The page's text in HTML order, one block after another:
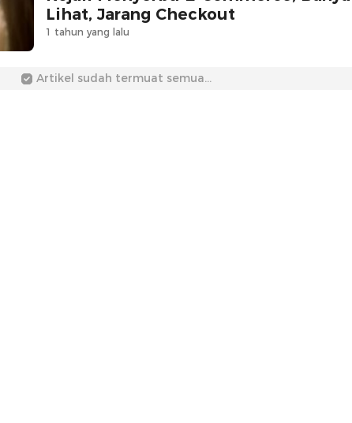
Lihat, Jarang Checkout
1 tahun yang lalu
Artikel sudah termuat semua...